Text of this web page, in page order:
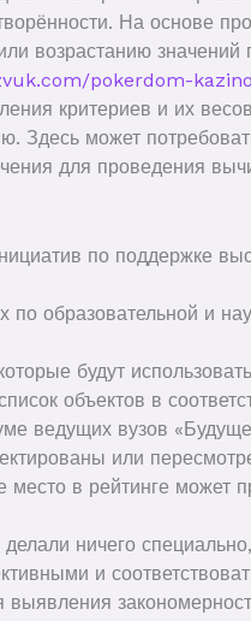
На основе
возрастанию значений
pokerdom-
критериев и их
Здесь может
для проведения
по поддержке
образовательной и
будут
объектов в
ведущих вузов
или
в рейтинге может
ничего
и